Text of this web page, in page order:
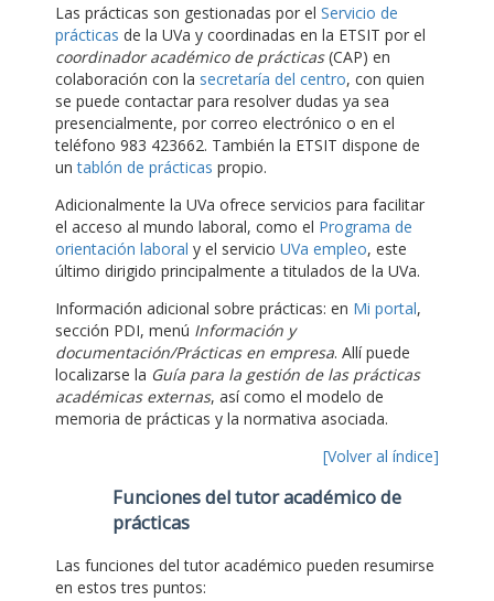
Las prácticas son gestionadas por el Servicio de
prácticas de la UVa y coordinadas en la ETSIT por el
coordinador académico de prácticas(CAP) en
colaboración con la secretaría del centro, con quien
se puede contactar para resolver dudas ya sea
presencialmente, por correo electrónico o en el
teléfono 983 423662. También la ETSIT dispone de
untablón de prácticas propio.
Adicionalmente la UVa ofrece servicios para facilitar
el acceso al mundo laboral, como el Programa de
orientación laboral y el servicio UVa empleo, este
último dirigido principalmente a titulados de la UVa.
Información adicional sobre prácticas: en Mi portal,
sección PDI, menú Información y
documentación/Prácticas en empresa. Allí puede
localizarse la Guía para la gestión de las prácticas
académicas externas, así como el modelo de
memoria de prácticas y la normativa asociada.
[Volver al índice]
Funciones del tutor académico de
prácticas
Las funciones del tutor académico pueden resumirse
en estos tres puntos: